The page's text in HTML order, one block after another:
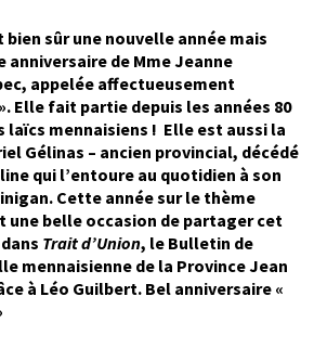
bien sûr une nouvelle année mais
anniversaire de Mme Jeanne
appelée affectueusement
Elle fait partie depuis les années 80
laïcs mennaisiens ! Elle est aussi la
Gélinas – ancien provincial, décédé
qui l’entoure au quotidien à son
Cette année sur le thème
une belle occasion de partager cet
Trait d’Union, le Bulletin de
mennaisienne de la Province Jean
à Léo Guilbert. Bel anniversaire «